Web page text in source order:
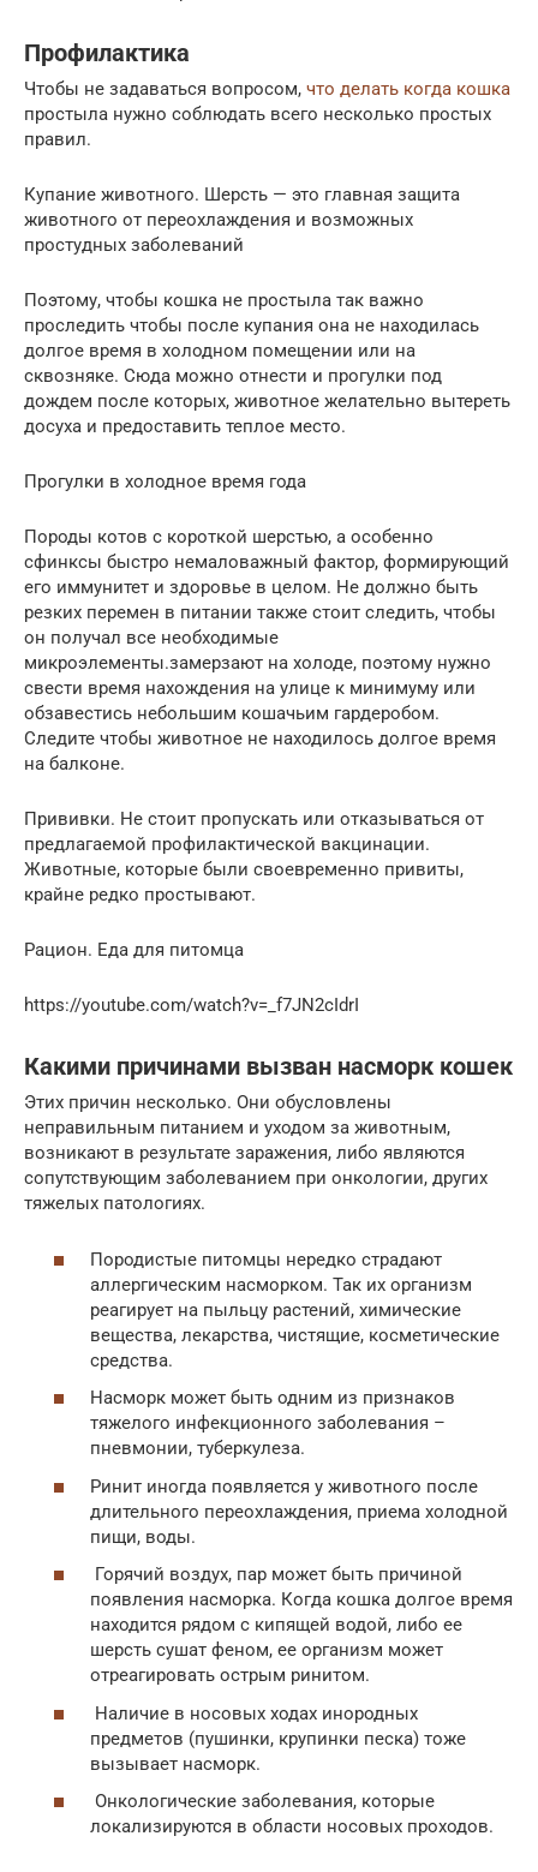
Профилактика
Чтобы не задаваться вопросом, что делать когда кошка
простыла нужно соблюдать всего несколько простых
правил.
Купание животного. Шерсть — это главная защита
животного от переохлаждения и возможных
простудных заболеваний
Поэтому, чтобы кошка не простыла так важно
проследить чтобы после купания она не находилась
долгое время в холодном помещении или на
сквозняке. Сюда можно отнести и прогулки под
дождем после которых, животное желательно вытереть
досуха и предоставить теплое место.
Прогулки в холодное время года
Породы котов с короткой шерстью, а особенно
сфинксы быстро немаловажный фактор, формирующий
его иммунитет и здоровье в целом. Не должно быть
резких перемен в питании также стоит следить, чтобы
он получал все необходимые
микроэлементы.замерзают на холоде, поэтому нужно
свести время нахождения на улице к минимуму или
обзавестись небольшим кошачьим гардеробом.
Следите чтобы животное не находилось долгое время
на балконе.
Прививки. Не стоит пропускать или отказываться от
предлагаемой профилактической вакцинации.
Животные, которые были своевременно привиты,
крайне редко простывают.
Рацион. Еда для питомца
https://youtube.com/watch?v=_f7JN2cIdrI
Какими причинами вызван насморк кошек
Этих причин несколько. Они обусловлены
неправильным питанием и уходом за животным,
возникают в результате заражения, либо являются
сопутствующим заболеванием при онкологии, других
тяжелых патологиях.
Породистые питомцы нередко страдают
аллергическим насморком. Так их организм
реагирует на пыльцу растений, химические
вещества, лекарства, чистящие, косметические
средства.
Насморк может быть одним из признаков
тяжелого инфекционного заболевания –
пневмонии, туберкулеза.
Ринит иногда появляется у животного после
длительного переохлаждения, приема холодной
пищи, воды.
Горячий воздух, пар может быть причиной
появления насморка. Когда кошка долгое время
находится рядом с кипящей водой, либо ее
шерсть сушат феном, ее организм может
отреагировать острым ринитом.
Наличие в носовых ходах инородных
предметов (пушинки, крупинки песка) тоже
вызывает насморк.
Онкологические заболевания, которые
локализируются в области носовых проходов.